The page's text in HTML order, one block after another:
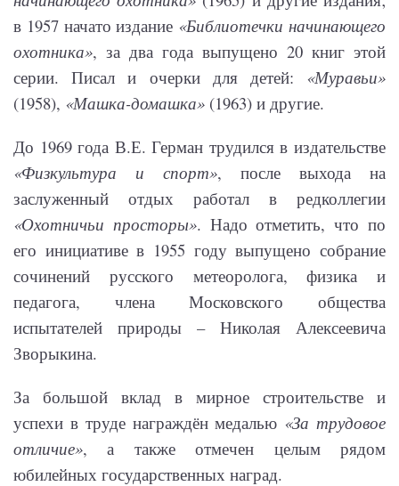
в 1957 начато издание «Библиотечки начинающего
охотника», за два года выпущено 20 книг этой
серии. Писал и очерки для детей: «Муравьи»
(1958), «Машка-домашка» (1963) и другие.
До 1969 года В.Е. Герман трудился в издательстве
«Физкультура и спорт», после выхода на
заслуженный отдых работал в редколлегии
«Охотничьи просторы». Надо отметить, что по
его инициативе в 1955 году выпущено собрание
сочинений русского метеоролога, физика и
педагога, члена Московского общества
испытателей природы – Николая Алексеевича
Зворыкина.
За большой вклад в мирное строительстве и
успехи в труде награждён медалью «За трудовое
отличие», а также отмечен целым рядом
юбилейных государственных наград.